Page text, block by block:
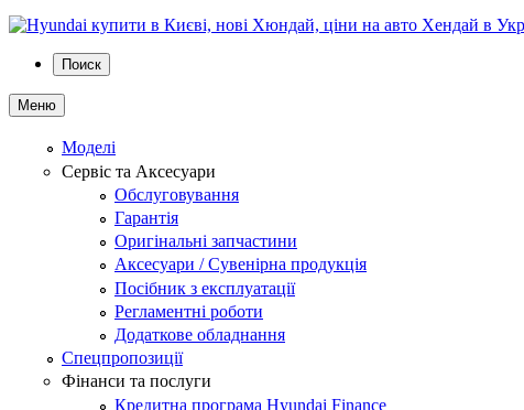
Поиск
Меню
Моделі
Сервіс та Аксесуари
Обслуговування
Гарантія
Оригінальні запчастини
Аксесуари / Сувенірна продукція
Посібник з експлуатації
Регламентні роботи
Додаткове обладнання
Спецпропозиції
Фінанси та послуги
Кредитна програма Hyundai Finance